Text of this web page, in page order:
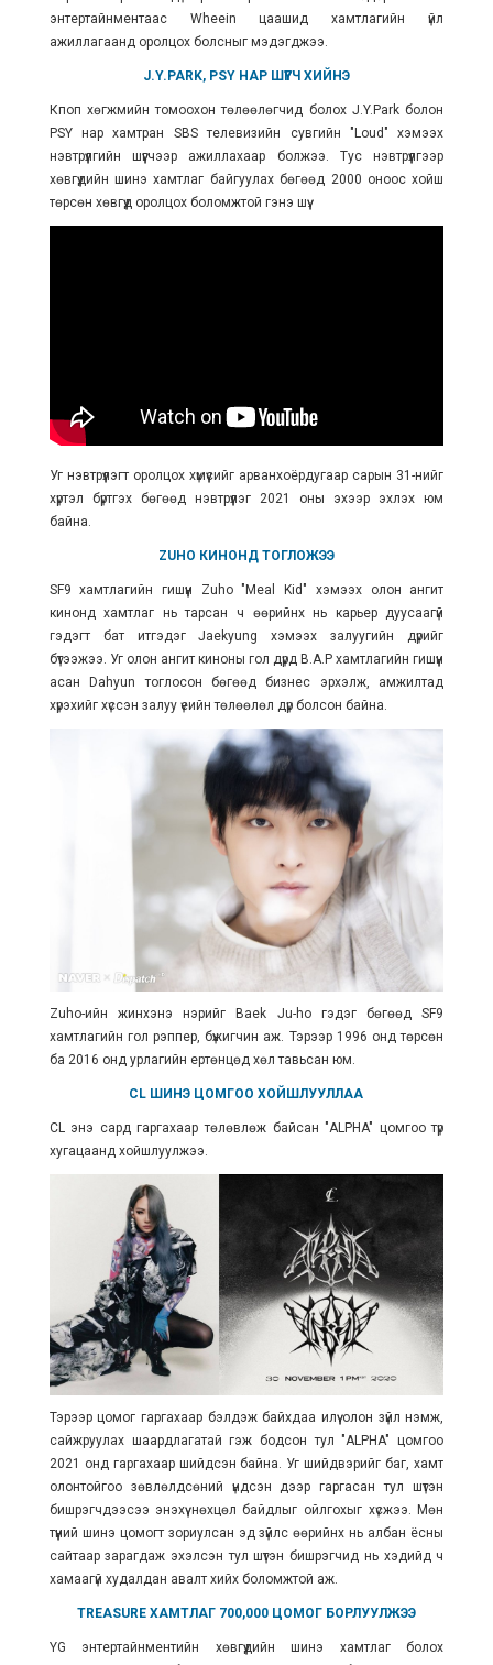
энтертайнментаас Wheein цаашид хамтлагийн үйл
ажиллагаанд оролцох болсныг мэдэгджээ.
J.Y.PARK, PSY НАР ШҮҮГЧ ХИЙНЭ
Кпоп хөгжмийн томоохон төлөөлөгчид болох J.Y.Park болон
PSY нар хамтран SBS телевизийн сувгийн "Loud" хэмээх
нэвтрүүлгийн шүүгчээр ажиллахаар болжээ. Тус нэвтрүүлгээр
хөвгүүдийншинэхамтлаг байгуулах бөгөөд 2000 оноос хойш
төрсөн хөвгүүд оролцох боломжтой гэнэ шүү.
Уг нэвтрүүлэгт оролцох хүмүүсийг арванхоёрдугаар сарын 31-нийг
хүртэл бүртгэх бөгөөд нэвтрүүлэг2021 оны эхээр эхлэх юм
байна.
ZUHO КИНОНД ТОГЛОЖЭЭ
SF9 хамтлагийн гишүүн Zuho "Meal Kid" хэмээх олон ангит
кинонд хамтлаг нь тарсан ч өөрийнх нь карьер дуусаагүй
гэдэгт бат итгэдэг Jaekyung хэмээх залуугийн дүрийг
бүтээжээ. Уг олон ангит киноны гол дүрд B.A.P хамтлагийн гишүүн
асан Dahyun тоглосон бөгөөд бизнес эрхэлж, амжилтад
хүрэхийг хүссэн залуу үеийн төлөөлөл дүр болсон байна.
Zuho-ийн жинхэнэ нэрийг Baek Ju-ho гэдэг бөгөөд SF9
хамтлагийн гол рэппер, бүжигчин аж. Тэрээр 1996 онд төрсөн
ба 2016 онд урлагийн ертөнцөд хөл тавьсан юм.
CL ШИНЭ ЦОМГОО ХОЙШЛУУЛЛАА
CL энэ сард гаргахаар төлөвлөж байсан "ALPHA" цомгоо түр
хугацаанд хойшлуулжээ.
Тэрээр цомог гаргахаар бэлдэж байхдаа илүү олон зүйл нэмж,
сайжруулах шаардлагатай гэж бодсон тул "ALPHA" цомгоо
2021 онд гаргахаар шийдсэн байна. Уг шийдвэрийг баг, хамт
олонтойгоо зөвлөлдсөний үндсэн дээр гаргасан тул шүтэн
бишрэгчдээсээ энэхүү нөхцөл байдлыг ойлгохыг хүсжээ. Мөн
түүний шинэ цомогт зориулсан эд зүйлс өөрийнх нь албан ёсны
сайтаар зарагдаж эхэлсэн тул шүтэн бишрэгчид нь хэдийд ч
хамаагүй худалдан авалт хийх боломжтой аж.
TREASURE ХАМТЛАГ 700,000 ЦОМОГ БОРЛУУЛЖЭЭ
YG энтертайнментийн хөвгүүдийншинэ хамтлаг болох